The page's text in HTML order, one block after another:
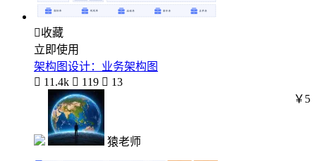
收藏
立即使用
架构图设计：业务架构图
 11.4k  119  13
猿老师
￥5